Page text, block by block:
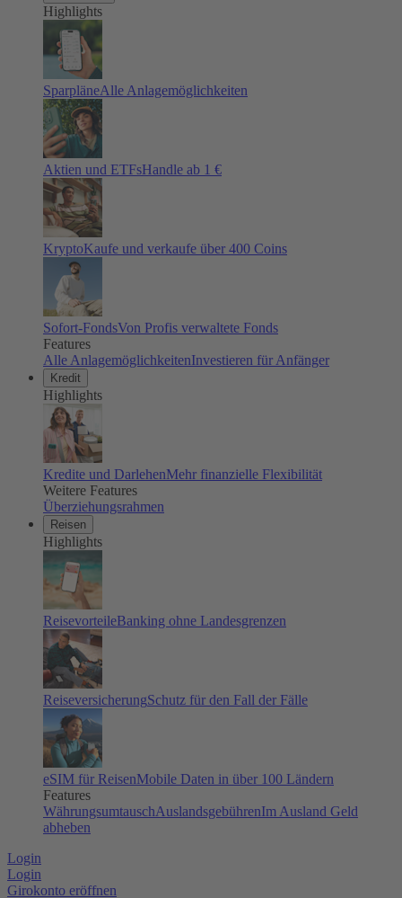
Highlights
SparpläneAlle Anlagemöglichkeiten
Aktien und ETFsHandle ab 1 €
KryptoKaufe und verkaufe über 400 Coins
Sofort-FondsVon Profis verwaltete Fonds
Features
Alle AnlagemöglichkeitenInvestieren für Anfänger
Kredit
Highlights
Kredite und DarlehenMehr finanzielle Flexibilität
Weitere Features
Überziehungsrahmen
Reisen
Highlights
ReisevorteileBanking ohne Landesgrenzen
ReiseversicherungSchutz für den Fall der Fälle
eSIM für ReisenMobile Daten in über 100 Ländern
Features
WährungsumtauschAuslandsgebührenIm Ausland Geld
abheben
Login
Login
Girokonto eröffnen